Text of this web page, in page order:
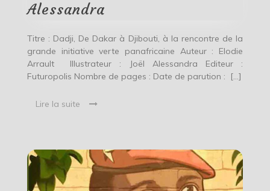
Alessandra
Titre : Dadji, De Dakar à Djibouti, à la rencontre de la
grande initiative verte panafricaine Auteur : Elodie
Arrault Illustrateur : Joël Alessandra Editeur :
Futuropolis Nombre de pages : Date de parution : […]
Lire la suite